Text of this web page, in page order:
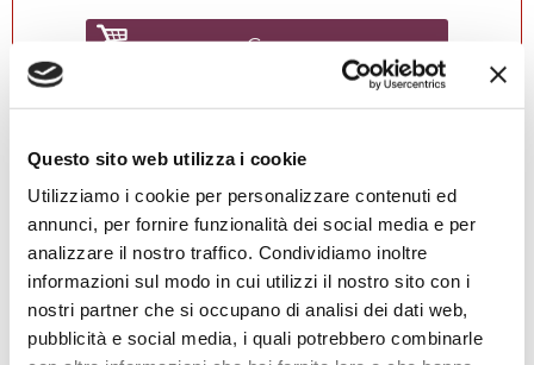
Questo sito web utilizza i cookie
Utilizziamo i cookie per personalizzare contenuti ed
annunci, per fornire funzionalità dei social media e per
analizzare il nostro traffico. Condividiamo inoltre
informazioni sul modo in cui utilizzi il nostro sito con i
nostri partner che si occupano di analisi dei dati web,
pubblicità e social media, i quali potrebbero combinarle
Compra
4.9★★★★★1457 recensioni Vedi su Google
Alessio Falamischia
4 settimane fa